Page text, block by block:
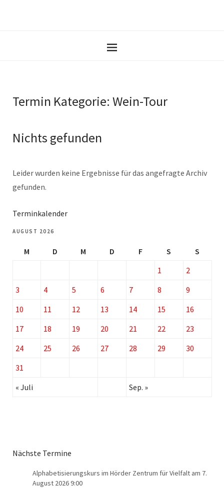
Termin Kategorie: Wein-Tour
Nichts gefunden
Leider wurden keine Ergebnisse für das angefragte Archiv
gefunden.
Terminkalender
AUGUST 2026
M D M D F S
S
1
2
3
4 5 6 7 8
9
10
11 12 13 14 15
16
17
18 19 20 21 22
23
24
25 26 27 28 29
30
31
« Juli
Sep. »
Nächste Termine
Alphabetisierungskurs im Hörder Zentrum für Vielfalt am 7.
August 2026 9:00